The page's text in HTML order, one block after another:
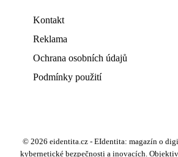
Kontakt
Reklama
Ochrana osobních údajů
Podmínky použití
© 2026 eidentita.cz - EIdentita: magazín o
kybernetické bezpečnosti a inovacích.